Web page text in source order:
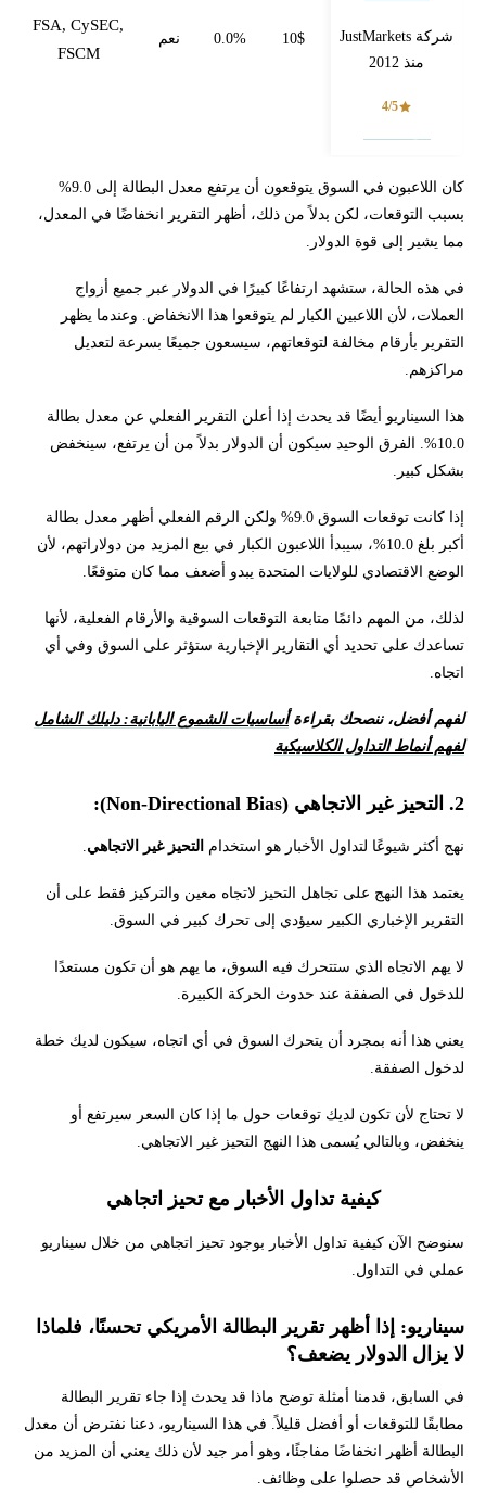
شركة JustMarkets
منذ 2012
4/5
10$
0.0% نعم
FSA, CySEC,
FSCM
كان اللاعبون في السوق يتوقعون أن يرتفع معدل البطالة إلى 9.0%
بسبب التوقعات، لكن بدلاً من ذلك، أظهر التقرير انخفاضًا في المعدل،
مما يشير إلى قوة الدولار.
في هذه الحالة، ستشهد ارتفاعًا كبيرًا في الدولار عبر جميع أزواج
العملات، لأن اللاعبين الكبار لم يتوقعوا هذا الانخفاض. وعندما يظهر
التقرير بأرقام مخالفة لتوقعاتهم، سيسعون جميعًا بسرعة لتعديل
مراكزهم.
هذا السيناريو أيضًا قد يحدث إذا أعلن التقرير الفعلي عن معدل بطالة
10.0%. الفرق الوحيد سيكون أن الدولار بدلاً من أن يرتفع، سينخفض
بشكل كبير.
إذا كانت توقعات السوق 9.0% ولكن الرقم الفعلي أظهر معدل بطالة
أكبر بلغ 10.0%، سيبدأ اللاعبون الكبار في بيع المزيد من دولاراتهم، لأن
الوضع الاقتصادي للولايات المتحدة يبدو أضعف مما كان متوقعًا.
لذلك، من المهم دائمًا متابعة التوقعات السوقية والأرقام الفعلية، لأنها
تساعدك على تحديد أي التقارير الإخبارية ستؤثر على السوق وفي أي
اتجاه.
لفهم أفضل، ننصحك بقراءةأساسيات الشموع اليابانية: دليلك الشامل
لفهم أنماط التداول الكلاسيكية
2. التحيز غير الاتجاهي (Non-Directional Bias):
نهج أكثر شيوعًا لتداول الأخبار هو استخدام التحيز غير الاتجاهي.
يعتمد هذا النهج على تجاهل التحيز لاتجاه معين والتركيز فقط على أن
التقرير الإخباري الكبير سيؤدي إلى تحرك كبير في السوق.
لا يهم الاتجاه الذي ستتحرك فيه السوق، ما يهم هو أن تكون مستعدًا
للدخول في الصفقة عند حدوث الحركة الكبيرة.
يعني هذا أنه بمجرد أن يتحرك السوق في أي اتجاه، سيكون لديك خطة
لدخول الصفقة.
لا تحتاج لأن تكون لديك توقعات حول ما إذا كان السعر سيرتفع أو
ينخفض، وبالتالي يُسمى هذا النهج التحيز غير الاتجاهي.
كيفية تداول الأخبار مع تحيز اتجاهي
سنوضح الآن كيفية تداول الأخبار بوجود تحيز اتجاهي من خلال سيناريو
عملي في التداول.
سيناريو: إذا أظهر تقرير البطالة الأمريكي تحسنًا، فلماذا
لا يزال الدولار يضعف؟
في السابق، قدمنا أمثلة توضح ماذا قد يحدث إذا جاء تقرير البطالة
مطابقًا للتوقعات أو أفضل قليلاً. في هذا السيناريو، دعنا نفترض أن معدل
البطالة أظهر انخفاضًا مفاجئًا، وهو أمر جيد لأن ذلك يعني أن المزيد من
الأشخاص قد حصلوا على وظائف.